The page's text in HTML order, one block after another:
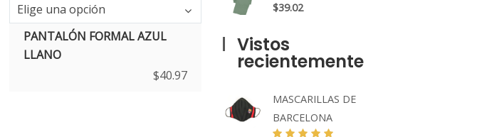
$39.02
Vistos
recientemente
MASCARILLAS DE
BARCELONA
Elige una opción
PANTALÓN FORMAL AZUL
LLANO
$40.97